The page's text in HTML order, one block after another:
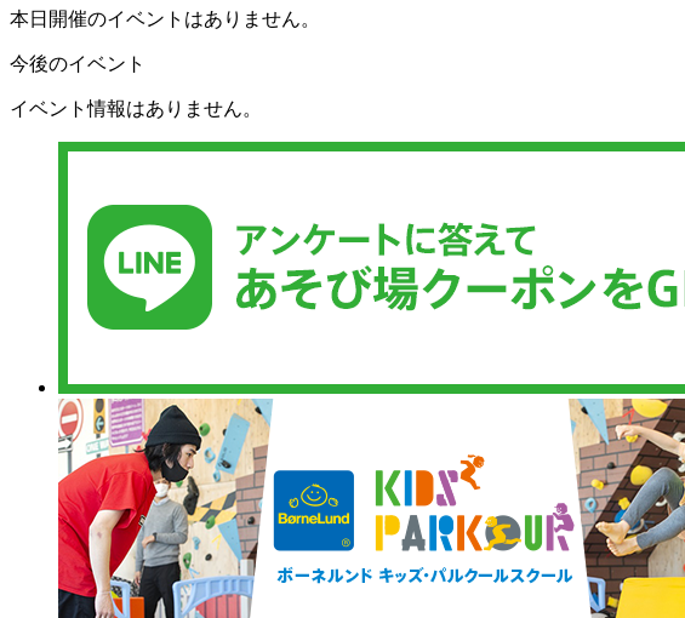
本日開催のイベントはありません。
今後のイベント
イベント情報はありません。